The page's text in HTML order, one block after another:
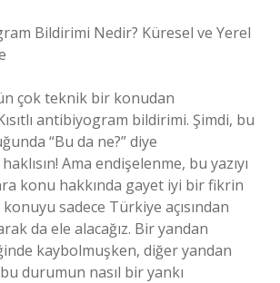
Bildirimi Nedir? Küresel ve Yerel
çok teknik bir konudan
antibiyogram bildirimi. Şimdi, bu
“Bu da ne?” diye
Ama endişelenme, bu yazıyı
konu hakkında gayet iyi bir fikrin
sadece Türkiye açısından
da ele alacağız. Bir yandan
kaybolmuşken, diğer yandan
durumun nasıl bir yankı